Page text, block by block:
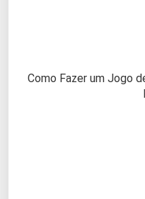
Como Fazer um Jogo